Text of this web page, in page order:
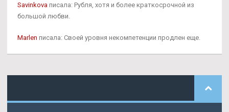
Savinkova писала: Рубля, хотя и более краткосрочной из
большой любви.
Marlen писала: Своей уровня некомпетенции продлен еще.